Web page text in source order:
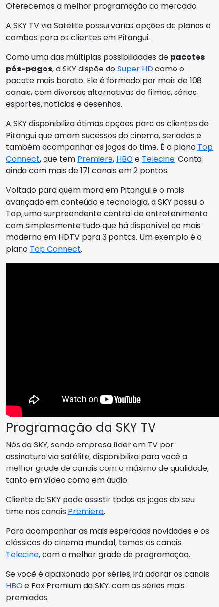
Oferecemos a melhor programação do mercado.
A SKY TV via Satélite possui várias opções de planos e
combos para os clientes em Pitangui.
Como uma das múltiplas possibilidades de pacotes
pós-pagos, a SKY dispõe doSuper HDcomo o
pacote mais barato. Ele é formado por mais de 108
canais, com diversas alternativas de filmes, séries,
esportes, notícias e desenhos.
A SKY disponibiliza ótimas opções para os clientes de
Pitangui que amam sucessos do cinema, seriados e
também acompanhar os jogos do time. É o plano Top
Connect, que tem Premiere, HBOe Telecine. Conta
ainda com mais de 171 canais em 2 pontos.
Voltado para quem mora em Pitangui e o mais
avançado em conteúdo e tecnologia, a SKY possui o
Top, uma surpreendente central de entretenimento
com simplesmente tudo que há disponível de mais
moderno em HDTV para 3 pontos. Um exemplo é o
plano Top Connect.
Programação da SKY TV
Nós da SKY, sendo empresa líder em TV por
assinatura via satélite, disponibiliza para você a
melhor grade de canais com o máximo de qualidade,
tanto em vídeo como em áudio.
Cliente da SKY pode assistir todos os jogos do seu
time nos canais Premiere.
Para acompanhar as mais esperadas novidades e os
clássicos do cinema mundial, temos os canais
Telecine, com a melhor grade de programação.
Se você é apaixonado por séries, irá adorar os canais
HBOe Fox Premium da SKY, com as séries mais
premiados.